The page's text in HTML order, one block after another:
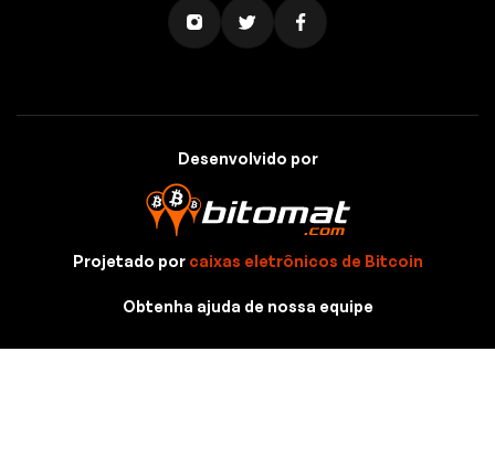
Desenvolvido por
Projetado por caixas eletrônicos de Bitcoin
Obtenha ajuda de nossa equipe